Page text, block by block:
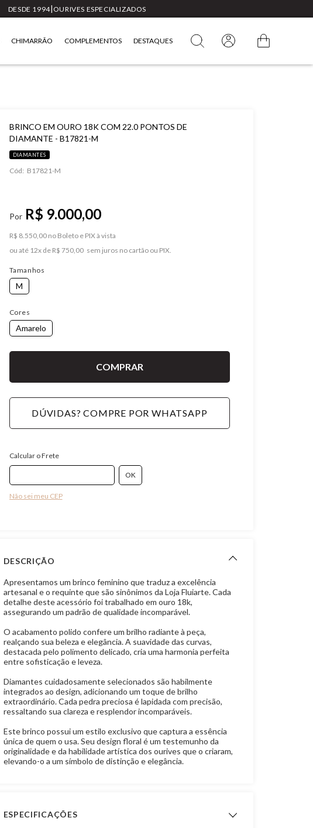
DESDE 1994| OURIVES ESPECIALIZADOS
CHIMARRÃO COMPLEMENTOS DESTAQUES
BRINCO EM OURO 18K COM 22.0 PONTOS DE
DIAMANTE - B17821-M
DIAMANTES
Cód: B17821-M
R$ 9.000,00
R$ 8.550,00 no Boleto e PIX
ou
12xde R$ 750,00
Tamanhos
M
Cores
Amarelo
DÚVIDAS? COMPRE POR WHATSAPP
Calcular o Frete
Não sei meu CEP
DESCRIÇÃO
Apresentamos um brinco feminino que traduz a excelência
artesanal e o requinte que são sinônimos da Loja Fluiarte. Cada
detalhe deste acessório foi trabalhado em ouro 18k,
assegurando um padrão de qualidade incomparável.
O acabamento polido confere um brilho radiante à peça,
realçando sua beleza e elegância. A suavidade das curvas,
destacada pelo polimento delicado, cria uma harmonia perfeita
entre sofisticação e leveza.
Diamantes cuidadosamente selecionados são habilmente
integrados ao design, adicionando um toque de brilho
extraordinário. Cada pedra preciosa é lapidada com precisão,
ressaltando sua clareza e resplendor incomparáveis.
Este brinco possui um estilo exclusivo que captura a essência
única de quem o usa. Seu design floral é um testemunho da
originalidade e da habilidade artística dos ourives que o criaram,
elevando-o a um símbolo de distinção e elegância.
ESPECIFICAÇÕES